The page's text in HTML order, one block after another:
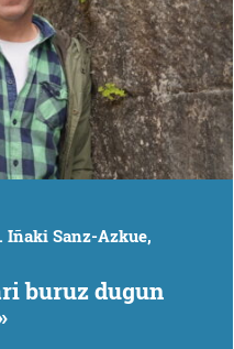
Iñaki Sanz-Azkue,
buruz dugun